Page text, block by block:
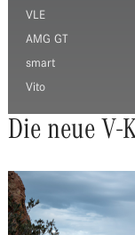
VLE
AMG GT
smart
Vito
Die neue V-